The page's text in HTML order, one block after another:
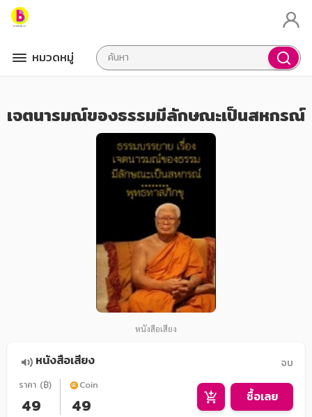
หมวดหมู่
เจตนารมณ์ของธรรมมีลักษณะเป็นสหกรณ์
หนังสือเสียง
หนังสือเสียง จบ
ราคา (฿)
49
Coin
49 ซื้อเลย